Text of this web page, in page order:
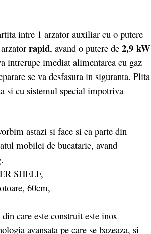
intre 1 arzator auxiliar cu o putere
rapid, avand o putere de 2,9 kW
intrerupe imediat alimentarea cu gaz
se va desfasura in siguranta. Plita
si cu sistemul special impotriva
astazi si face si ea parte din
mobilei de bucatarie, avand
care este construit este inox
avansata pe care se bazeaza, si